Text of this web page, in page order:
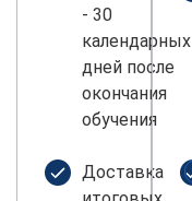
- 30
календарных
дней после
окончания
обучения
Доставка